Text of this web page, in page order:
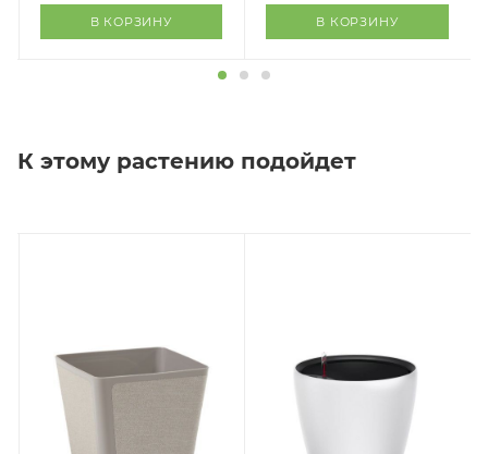
В КОРЗИНУ В КОРЗИНУ
К этому растению подойдет